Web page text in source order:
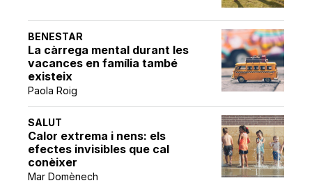
BENESTAR
La càrrega mental durant les
vacances en família també
existeix
Paola Roig
SALUT
Calor extrema i nens: els
efectes invisibles que cal
conèixer
Mar Domènech